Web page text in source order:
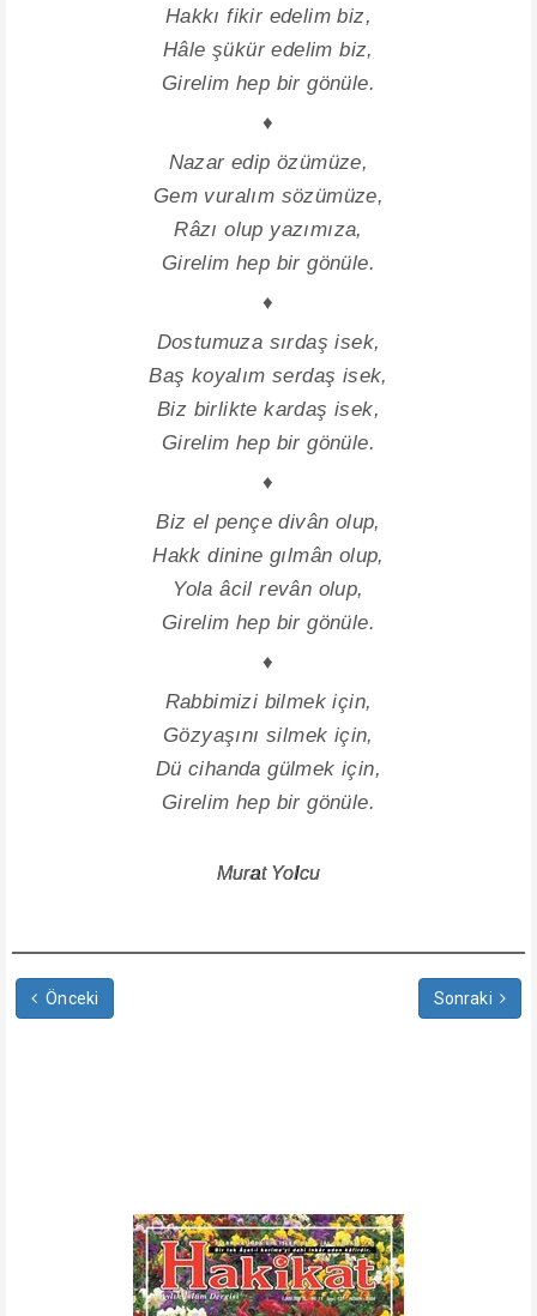
Hakkı fikir edelim biz,
Hâle şükür edelim biz,
Girelim hep bir gönüle.
♦
Nazar edip özümüze,
Gem vuralım sözümüze,
Râzı olup yazımıza,
Girelim hep bir gönüle.
♦
Dostumuza sırdaş isek,
Baş koyalım serdaş isek,
Biz birlikte kardaş isek,
Girelim hep bir gönüle.
♦
Biz el pençe divân olup,
Hakk dinine gılmân olup,
Yola âcil revân olup,
Girelim hep bir gönüle.
♦
Rabbimizi bilmek için,
Gözyaşını silmek için,
Dü cihanda gülmek için,
Girelim hep bir gönüle.
Murat Yolcu
Önceki Sonraki